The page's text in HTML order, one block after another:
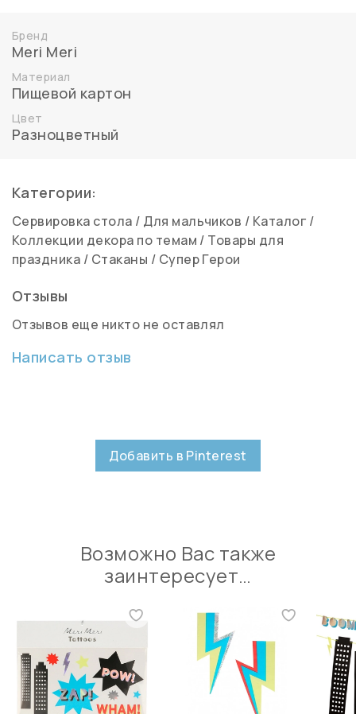
Бренд
Meri Meri
Материал
Пищевой картон
Цвет
Разноцветный
Категории:
Сервировка стола / Для мальчиков / Каталог /
Коллекции декора по темам / Товары для
праздника / Стаканы / Супер Герои
Отзывы
Отзывов еще никто не оставлял
Написать отзыв
Добавить в Pinterest
Возможно Вас также
заинтересует…